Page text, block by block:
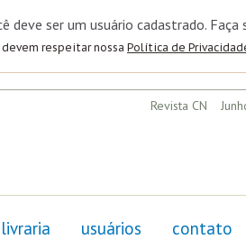
deve ser um usuário cadastrado. Faça
respeitar nossa Política de
Revista CN
livraria usuários contato